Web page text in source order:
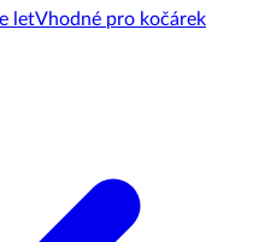
letVhodné pro kočárek